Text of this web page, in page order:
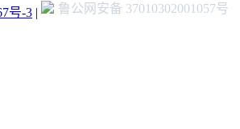
号-3 | 鲁公网安备 37010302001057号